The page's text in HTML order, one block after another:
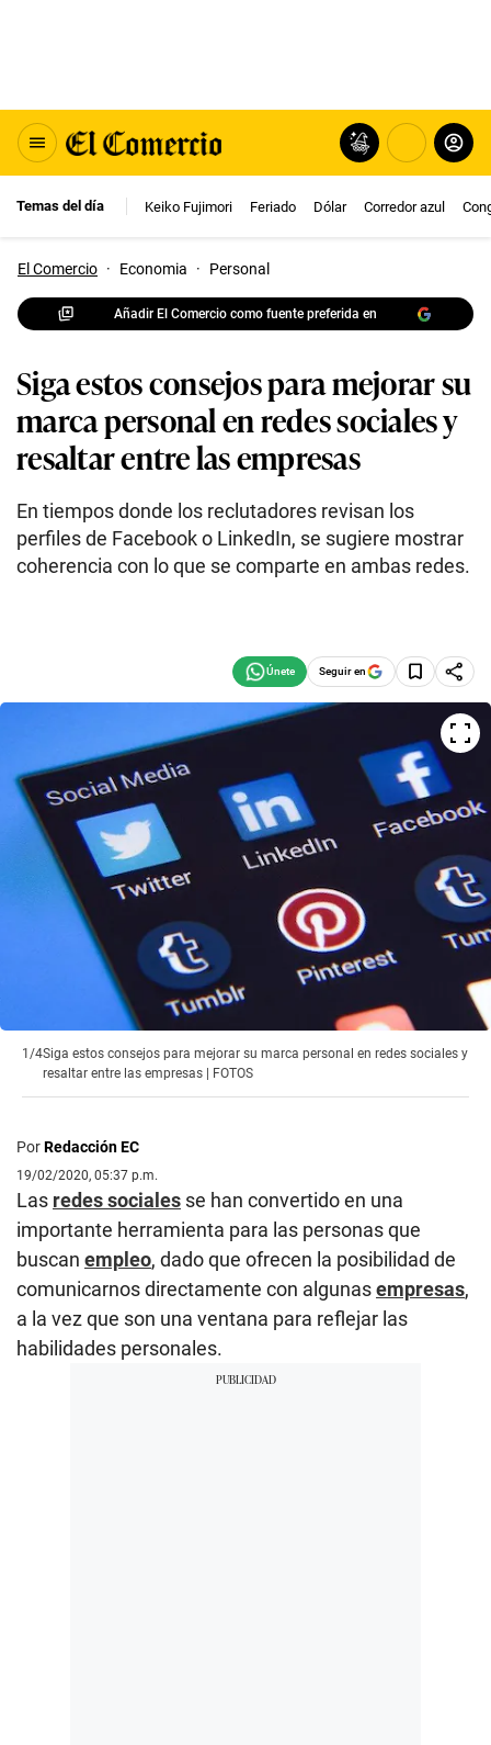
Temas del día Keiko Fujimori Feriado Dólar Corredor azul
El Comercio · Economia · Personal
Añadir El Comercio como fuente preferida en
Siga estos consejos para mejorar su
marca personal en redes sociales y
resaltar entre las empresas
En tiempos donde los reclutadores revisan los
perfiles de Facebook o LinkedIn, se sugiere mostrar
coherencia con lo que se comparte en ambas redes.
Seguir en
1/4Siga estos consejos para mejorar su marca personal en redes sociales y
resaltar entre las empresas | FOTOS
PorRedacción EC
19/02/2020, 05:37 p.m.
Las redes sociales se han convertido en una
importante herramienta para las personas que
buscan empleo, dado que ofrecen la posibilidad de
comunicarnos directamente con algunasempresas,
a la vez que son una ventana para reflejar las
habilidades personales.